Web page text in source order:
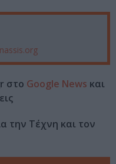
στο Google News και
την Τέχνη και τον